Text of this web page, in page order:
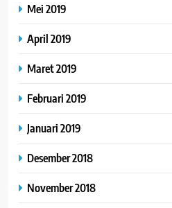
Mei 2019
April 2019
Maret 2019
Februari 2019
Januari 2019
Desember 2018
November 2018